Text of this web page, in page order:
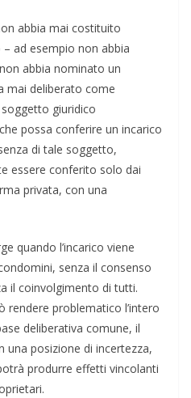
abbia mai costituito
ad esempio non abbia
abbia nominato un
mai deliberato come
giuridico
possa conferire un incarico
di tale soggetto,
essere conferito solo dai
privata, con una
quando l’incarico viene
senza il consenso
il coinvolgimento di tutti.
rendere problematico l’intero
deliberativa comune, il
una posizione di incertezza,
produrre effetti vincolanti